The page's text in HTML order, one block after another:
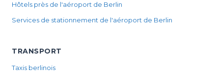
Hôtels près de l'aéroport de Berlin
Services de stationnement de l'aéroport de Berlin
TRANSPORT
Taxis berlinois